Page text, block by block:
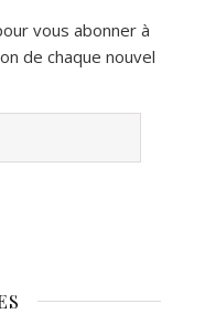
vous abonner à
de chaque nouvel